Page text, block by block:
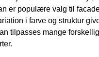
er populære valg til
i farve og struktur
tilpasses mange